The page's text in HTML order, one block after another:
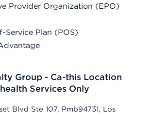
Provider Organization (EPO)
Service Plan (POS)
Group - Ca-this Location
Services Only
Blvd Ste 107, Pmb94731, Los